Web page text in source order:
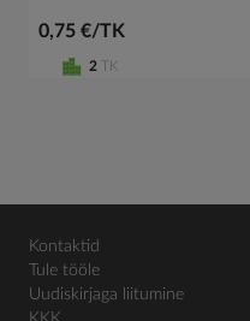
0,75 €/TK
2 TK
Kontaktid
Tule tööle
Uudiskirjaga liitumine